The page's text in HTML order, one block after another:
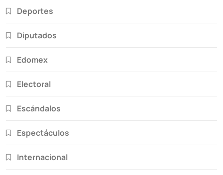
Deportes
Diputados
Edomex
Electoral
Escándalos
Espectáculos
Internacional